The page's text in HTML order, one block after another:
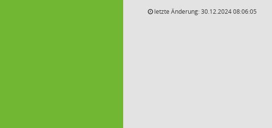
letzte Änderung: 30.12.2024 08:06:05